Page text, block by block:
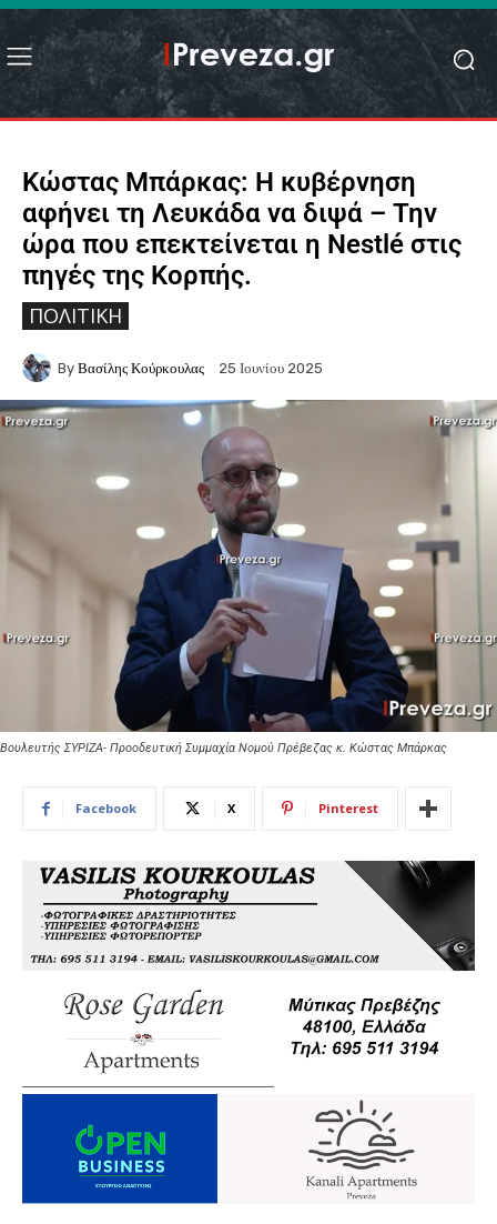
Κώστας Μπάρκας: Η κυβέρνηση
αφήνει τη Λευκάδα να διψά – Την
ώρα που επεκτείνεται η Nestlé στις
πηγές της Κορπής.
ΠΟΛΙΤΙΚΉ
By Βασίλης Κούρκουλας 25 Ιουνίου 2025
Βουλευτής ΣΥΡΙΖΑ- Προοδευτική Συμμαχία Νομού Πρέβεζας κ. Κώστας Μπάρκας
Facebook X Pinterest